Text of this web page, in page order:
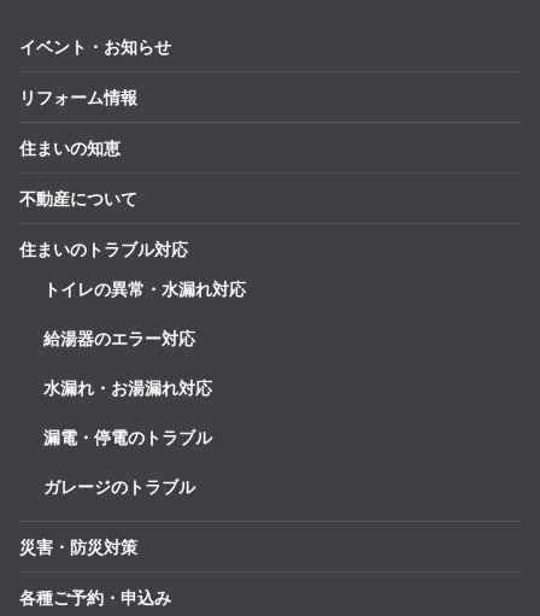
イベント・お知らせ
リフォーム情報
住まいの知恵
不動産について
住まいのトラブル対応
トイレの異常・水漏れ対応
給湯器のエラー対応
水漏れ・お湯漏れ対応
漏電・停電のトラブル
ガレージのトラブル
災害・防災対策
各種ご予約・申込み